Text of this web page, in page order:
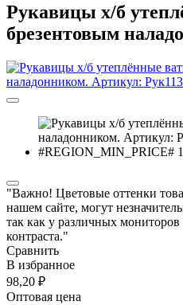
Рукавицы х/б
брезентовым
"Важно! Цветовые оттенки
нашем сайте, могут
так как у различных
контраста."
Сравнить
В избранное
98,20 ₽
Оптовая цена